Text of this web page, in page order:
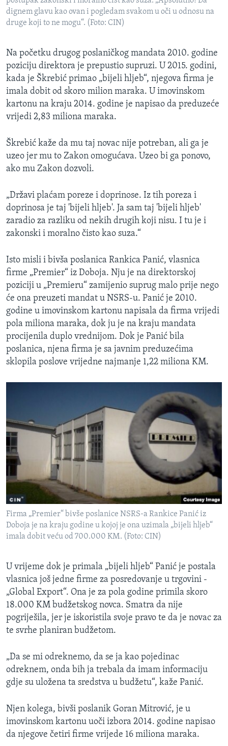
dignem glavu kao ovan i pogledam svakom u oči u odnosu na
druge koji to ne mogu“. (Foto: CIN)
Na početku drugog poslaničkog mandata 2010. godine
poziciju direktora je prepustio supruzi. U 2015. godini,
kada je Škrebić primao „bijeli hljeb“, njegova firma je
imala dobit od skoro milion maraka. U imovinskom
kartonu na kraju 2014. godine je napisao da preduzeće
vrijedi 2,83 miliona maraka.
Škrebić kaže da mu taj novac nije potreban, ali ga je
uzeo jer mu to Zakon omogućava. Uzeo bi ga ponovo,
ako mu Zakon dozvoli.
„Državi plaćam poreze i doprinose. Iz tih poreza i
doprinosa je taj 'bijeli hljeb'. Ja sam taj 'bijeli hljeb'
zaradio za razliku od nekih drugih koji nisu. I tu je i
zakonski i moralno čisto kao suza.“
Isto misli i bivša poslanica Rankica Panić, vlasnica
firme „Premier“ iz Doboja. Nju je na direktorskoj
poziciji u „Premieru“ zamijenio suprug malo prije nego
će ona preuzeti mandat u NSRS-u. Panić je 2010.
godine u imovinskom kartonu napisala da firma vrijedi
pola miliona maraka, dok ju je na kraju mandata
procijenila duplo vrednijom. Dok je Panić bila
poslanica, njena firma je sa javnim preduzećima
sklopila poslove vrijedne najmanje 1,22 miliona KM.
Firma „Premier“ bivše poslanice NSRS-a Rankice Panić iz
Doboja je na kraju godine u kojoj je ona uzimala „bijeli hljeb“
imala dobit veću od 700.000 KM. (Foto: CIN)
U vrijeme dok je primala „bijeli hljeb“ Panić je postala
vlasnica još jedne firme za posredovanje u trgovini -
„Global Export“. Ona je za pola godine primila skoro
18.000 KM budžetskog novca. Smatra da nije
pogriješila, jer je iskoristila svoje pravo te da je novac za
te svrhe planiran budžetom.
„Da se mi odreknemo, da se ja kao pojedinac
odreknem, onda bih ja trebala da imam informaciju
gdje su uložena ta sredstva u budžetu“, kaže Panić.
Njen kolega, bivši poslanik Goran Mitrović, je u
imovinskom kartonu uoči izbora 2014. godine napisao
da njegove četiri firme vrijede 16 miliona maraka.